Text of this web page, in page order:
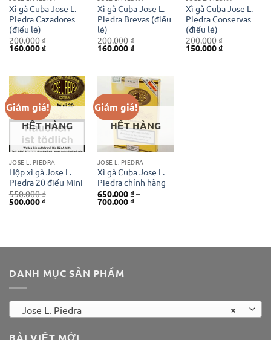
Xì gà Cuba Jose L.
Piedra Cazadores
(điếu lẻ)
200.000₫
Giá
gốc
160.000₫Giá
160.000 ₫.
Xì gà Cuba Jose L.
Piedra Brevas (điếu
lẻ)
200.000₫
Giá
gốc
160.000₫Giá
160.000 ₫.
Xì gà Cuba Jose L.
Piedra Conservas
(điếu lẻ)
200.000₫
Giá
gốc
150.000₫Giá
Giảm giá!
HẾT HÀNG
JOSE L. PIEDRA
Hộp xì gà Jose L.
Piedra 20 điếu Mini
550.000₫
Giá
gốc
500.000₫Giá
Giảm giá!
HẾT HÀNG
JOSE L. PIEDRA
Xì gà Cuba Jose L.
Piedra chính hãng
650.000₫–
700.000₫Khoảng
DANH MỤC SẢN PHẨM
×
Jose L. Piedra
BÀI VIẾT MỚI